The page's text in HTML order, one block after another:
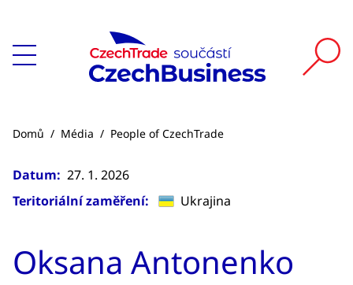
Domů / Média / People of CzechTrade
Datum: 27. 1. 2026
Teritoriální zaměření:
Ukrajina
Oksana Antonenko